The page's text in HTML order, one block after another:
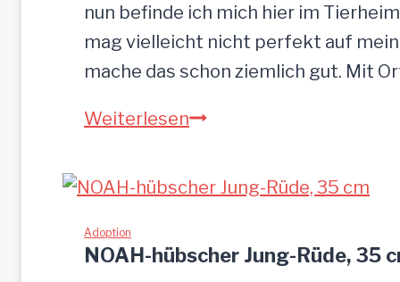
nun befinde ich mich hier im
mag vielleicht nicht perfekt auf
mache das schon ziemlich gut. Mit
WeiterlesenS
n
–
Adoption
NOAH-hübscher Jung-Rüde, 35